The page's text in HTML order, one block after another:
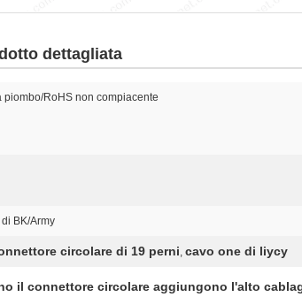
dettagliata
piombo/RoHS non compiacente
BK/Army
circolare di 19 perni, cavo one di liycy
il connettore circolare aggiungono l'alto